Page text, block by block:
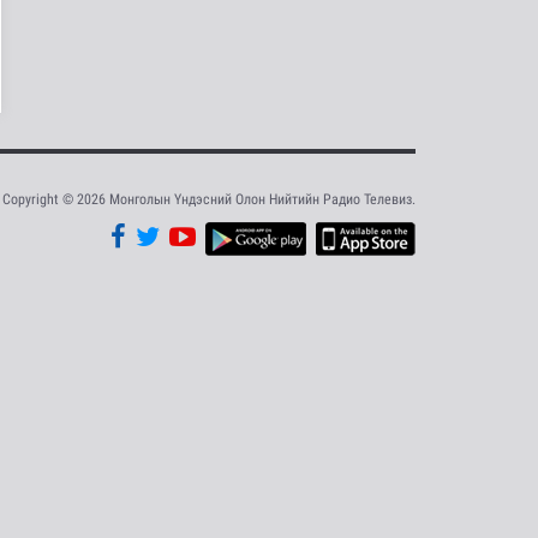
хүрээлэнд гу..
19 цаг 23 минутын өмнө
Нэгдүгээр хорооллын
арын замыг
Copyright © 2026 Монголын Үндэсний Олон Нийтийн Радио Телевиз.